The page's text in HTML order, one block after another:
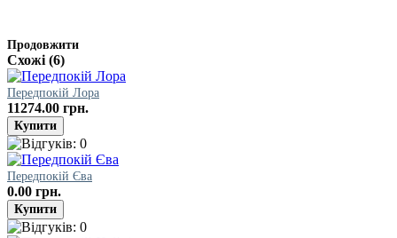
Продовжити
Схожі (6)
Передпокій Лора
11274.00 грн.
Передпокій Єва
0.00 грн.